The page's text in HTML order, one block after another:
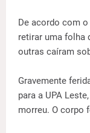
De acordo com
retirar uma folha
outras caíram
Gravemente
para a UPA
morreu. O corpo